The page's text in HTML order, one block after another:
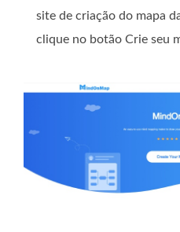
site de criação do mapa
clique no botão Crie seu